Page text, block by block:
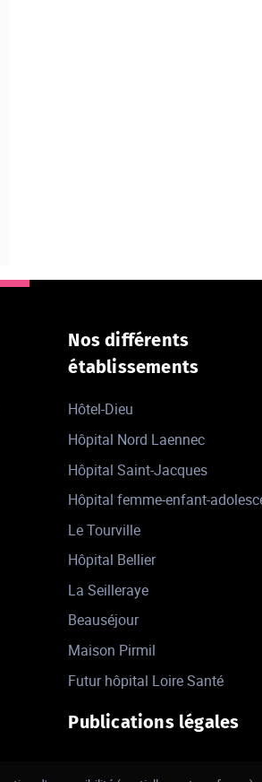
Nos différents
établissements
Hôtel-Dieu
Hôpital Nord Laennec
Hôpital Saint-Jacques
Hôpital femme-enfant-
Le Tourville
Hôpital Bellier
La Seilleraye
Beauséjour
Maison Pirmil
Futur hôpital Loire Santé
Publications légales